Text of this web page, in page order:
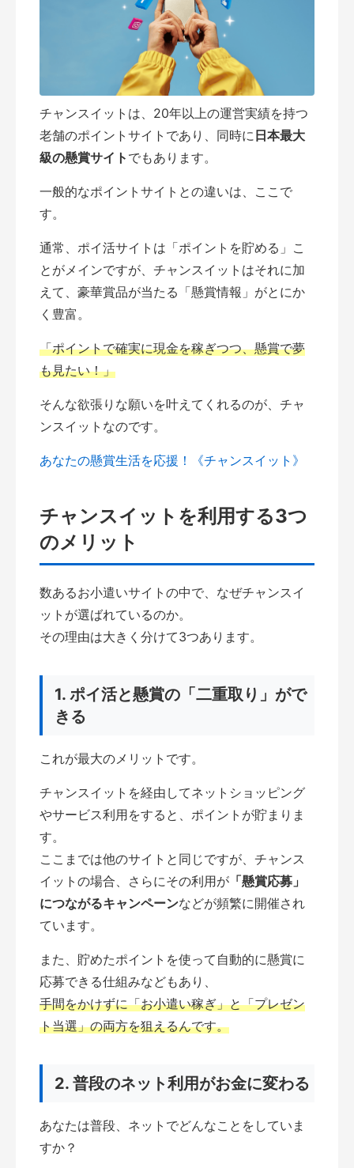
チャンスイットは、20年以上の運営実績を持つ
老舗のポイントサイトであり、同時に 日本最大
級の懸賞サイト でもあります。
一般的なポイントサイトとの違いは、ここで
す。
通常、ポイ活サイトは「ポイントを貯める」こ
とがメインですが、チャンスイットはそれに加
えて、豪華賞品が当たる「懸賞情報」がとにか
く豊富。
「ポイントで確実に現金を稼ぎつつ、懸賞で夢
も見たい！」
そんな欲張りな願いを叶えてくれるのが、チャ
ンスイットなのです。
あなたの懸賞生活を応援！《チャンスイット》
チャンスイットを利用する3つ
のメリット
数あるお小遣いサイトの中で、なぜチャンスイ
ットが選ばれているのか。
その理由は大きく分けて3つあります。
1. ポイ活と懸賞の「二重取り」がで
きる
これが最大のメリットです。
チャンスイットを経由してネットショッピング
やサービス利用をすると、ポイントが貯まりま
す。
ここまでは他のサイトと同じですが、チャンス
イットの場合、さらにその利用が 「懸賞応募」
につながるキャンペーンなどが頻繁に開催され
ています。
また、貯めたポイントを使って自動的に懸賞に
応募できる仕組みなどもあり、
手間をかけずに「お小遣い稼ぎ」と「プレゼン
ト当選」の両方を狙えるんです。
2. 普段のネット利用がお金に変わる
あなたは普段、ネットでどんなことをしていま
すか？